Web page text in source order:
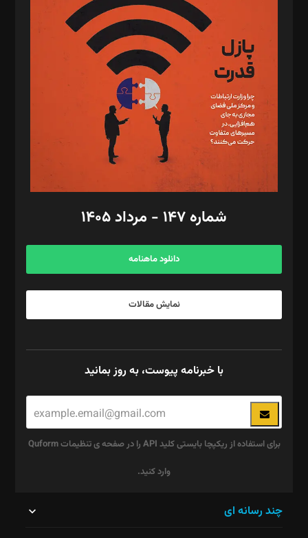
د‌بیر تحریریه آنلاین: بابک نقاش
تحریریه‌: مجتبی محمود‌ی، آرش برهمند، یسنا امان‌پور، سروش کرمیان،
مصطفی مسجدی آرانی، ابوالفضل رجبی، زهرا فکرانه، فائزه فتحی
رستمی،مصطفی باستان
ویرایش: نگار استاد‌‌آقا
طراح یونیفرم: مجید توکلی
فیلمبرداری و عکاسی: امیر شفیعی، مانی لطفی زاده
گرافیک و صفحه‌آرایی: سید‌سبحان‌علی ثابت
مد‌یر توسعه تجاری: کامبیز برید‌
امور مالی: شاپور رهبری، محمد‌ کاظمی‌نیا
آگهی و مشترکین: ۰۹۱۹۹۹۹۰۴۵۴
شماره ۱۴۷ - مرداد ۱۴۰۵
دانلود ماهنامه
نمایش مقالات
با خبرنامه پیوست، به روز بمانید
برای استفاده از ریکپچا بایستی کلید API را در صفحه ی تنظیمات Quform
وارد کنید.
چند رسانه ای